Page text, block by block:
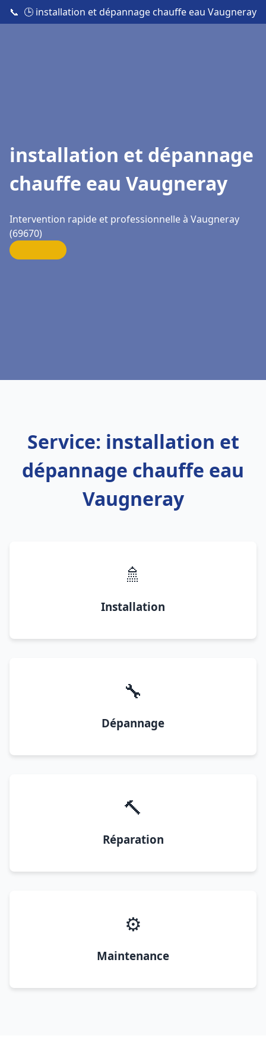
📞 🕒 installation et dépannage chauffe eau Vaugneray
installation et dépannage
chauffe eau Vaugneray
Intervention rapide et professionnelle à Vaugneray
(69670)
Service: installation et
dépannage chauffe eau
Vaugneray
🚿
Installation
🔧
Dépannage
🔨
Réparation
⚙️
Maintenance